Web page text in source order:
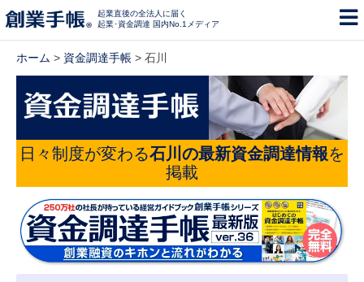
起業直後の全法人に届く
起業･資金調達 国内No.1メディア
ホーム > 資金調達手帳 > 石川
日々制度が変わる石川の最新資金調達情報を
掲載